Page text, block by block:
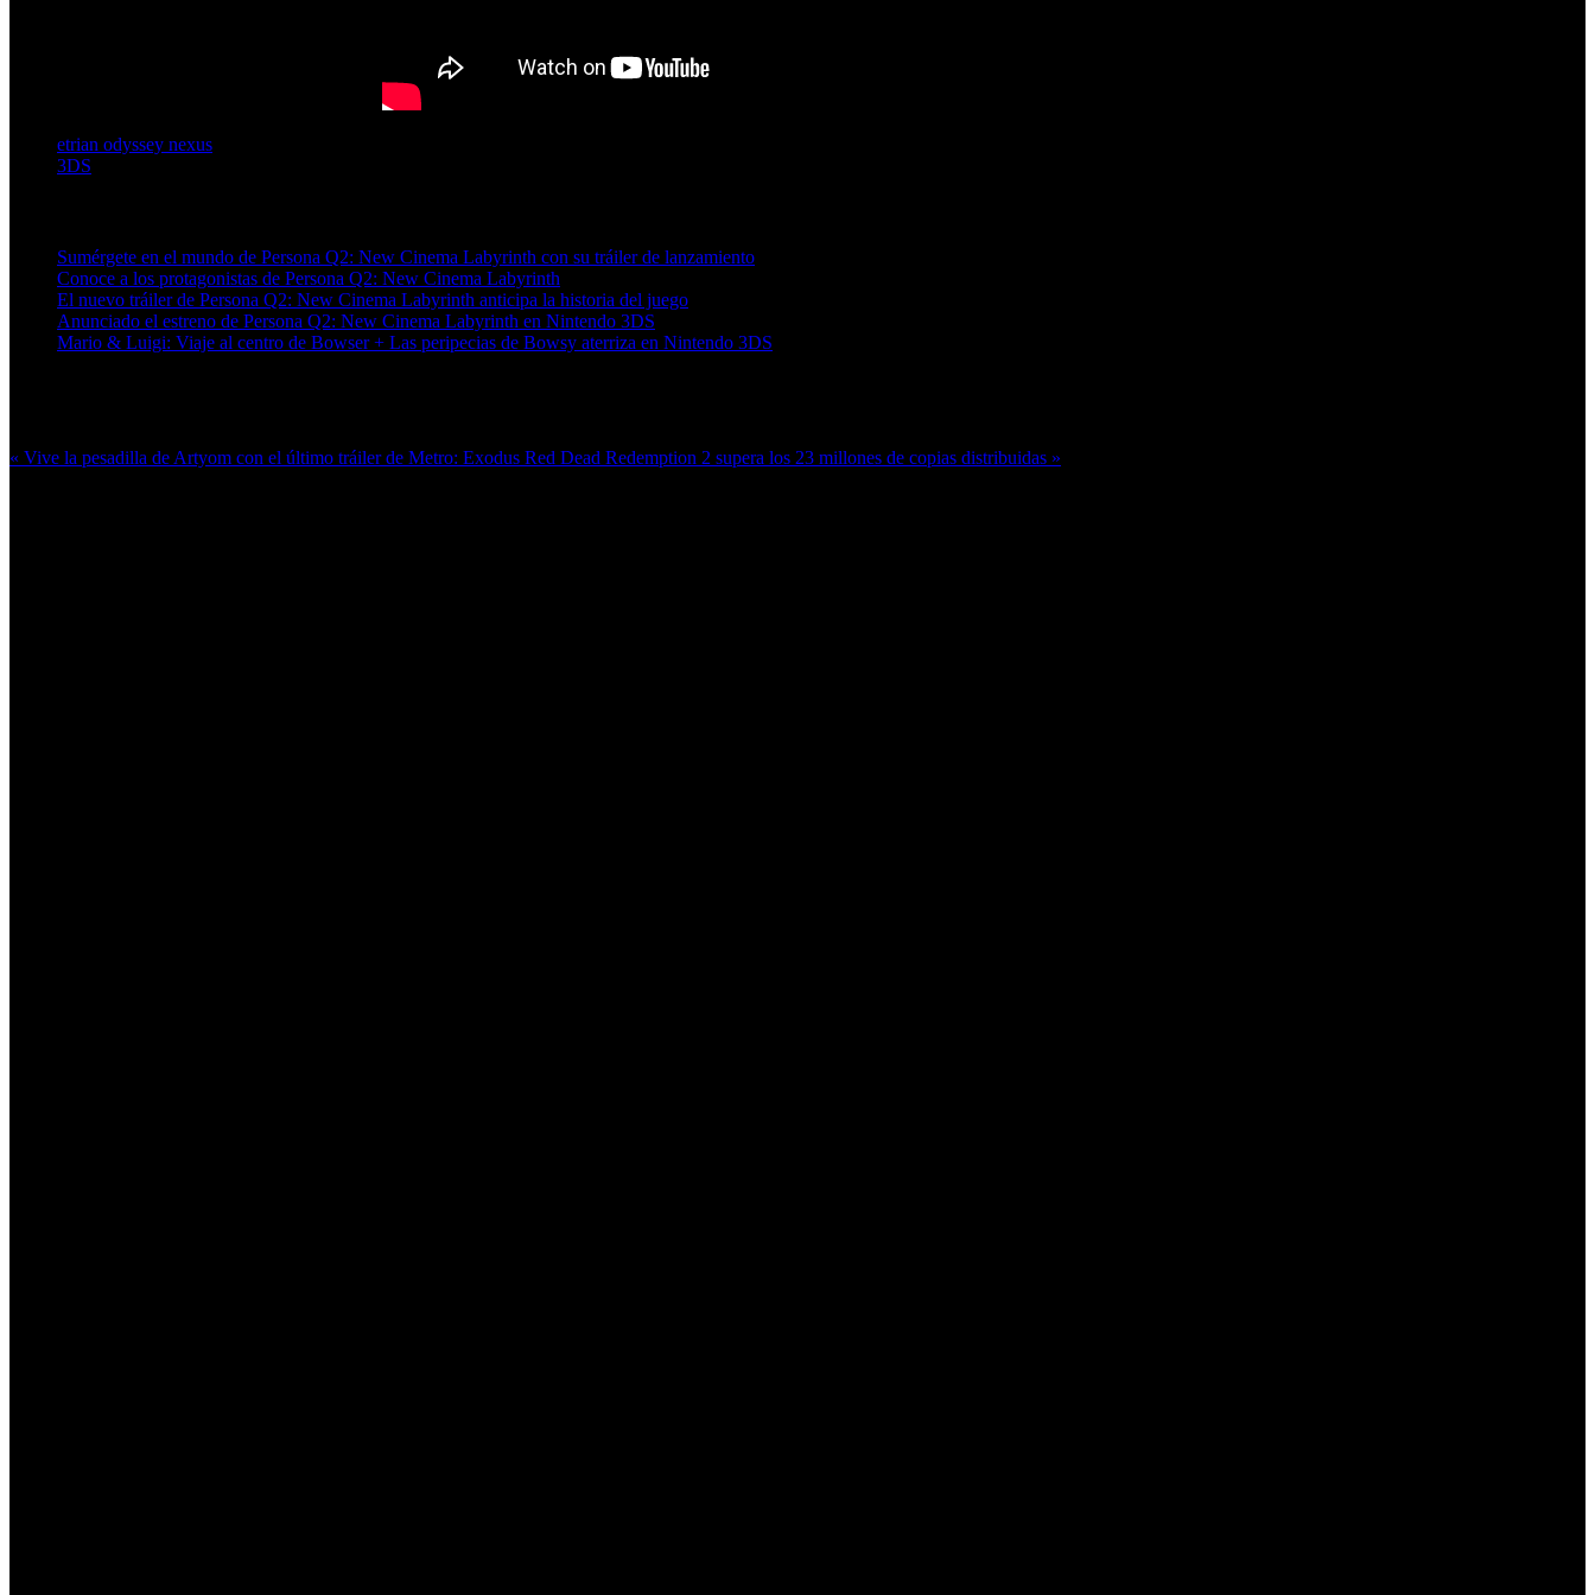
etrian odyssey nexus
3DS
Sumérgete en el mundo de Persona Q2: New Cinema Labyrinth con su tráiler de lanzamiento
Conoce a los protagonistas de Persona Q2: New Cinema Labyrinth
El nuevo tráiler de Persona Q2: New Cinema Labyrinth anticipa la historia del juego
Anunciado el estreno de Persona Q2: New Cinema Labyrinth en Nintendo 3DS
Mario & Luigi: Viaje al centro de Bowser + Las peripecias de Bowsy aterriza en Nintendo 3DS
« Vive la pesadilla de Artyom con el último tráiler de Metro: Exodus Red Dead Redemption 2 supera los 23 millones de copias distribuidas »